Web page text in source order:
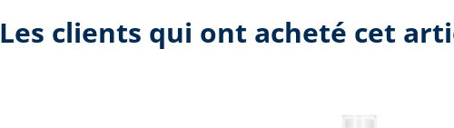
Les clients qui ont acheté cet